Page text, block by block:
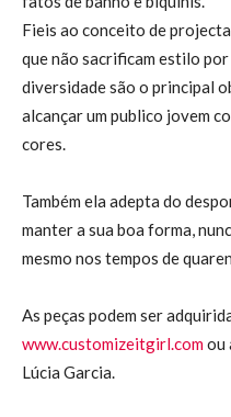
Fieis ao conceito de
que não sacrificam estilo
diversidade são o principal
alcançar um publico jovem
cores.
Também ela adepta do
manter a sua boa forma,
mesmo nos tempos de
As peças podem ser
www.customizeitgirl.comou
Lúcia Garcia.